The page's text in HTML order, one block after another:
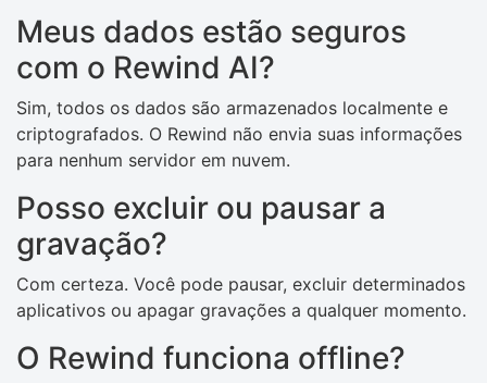
Meus dados estão seguros
com o Rewind AI?
Sim, todos os dados são armazenados localmente e
criptografados. O Rewind não envia suas informações
para nenhum servidor em nuvem.
Posso excluir ou pausar a
gravação?
Com certeza. Você pode pausar, excluir determinados
aplicativos ou apagar gravações a qualquer momento.
O Rewind funciona offline?